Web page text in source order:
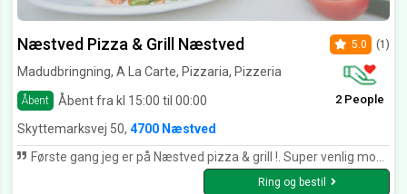
Næstved Pizza & Grill Næstved
Madudbringning, A La Carte, Pizzaria, Pizzeria
Åbent Åbent fra kl 15:00 til 00:00
5.0 (1)
2 People
Skyttemarksvej 50, 4700 Næstved
Første gang jeg er på Næstved pizza & grill !. Super venlig modtagelse af personalet !. Lækker indbydende pizza vi modtog , sprøde pomfritter !. Der var virkelig mad for pengene og de havde ost oven på pepperoni’en så pepperoni’en ikke blev tør !. Helt igennem en super oplevelse og vi kommer klart igen !. Hilsner fra Christina
Ring og bestil